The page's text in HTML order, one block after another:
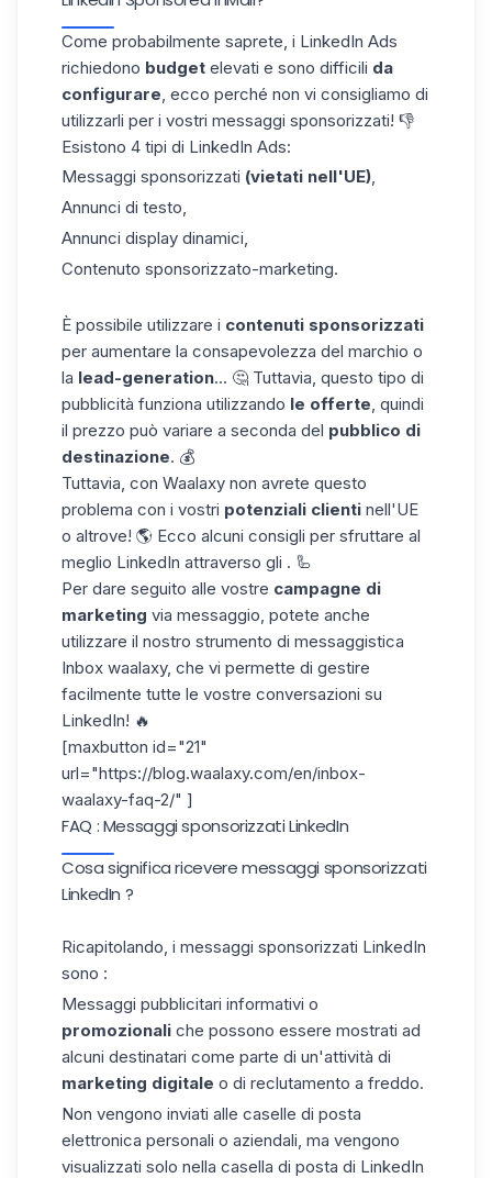
Come probabilmente saprete, i LinkedIn Ads
richiedono budget elevati e sono difficili da
configurare , ecco perché non vi consigliamo di
utilizzarli per i vostri messaggi sponsorizzati! 👎
Esistono 4 tipi di LinkedIn Ads:
Messaggi sponsorizzati (vietati nell'UE),
Annunci di testo,
Annunci display dinamici,
Contenuto sponsorizzato-marketing.
È possibile utilizzare i contenuti sponsorizzati
per aumentare la consapevolezza del marchio o
la lead-generation... 🤔 Tuttavia, questo tipo di
pubblicità funziona utilizzando le offerte, quindi
il prezzo può variare a seconda del pubblico di
destinazione. 💰
Tuttavia, con Waalaxy non avrete questo
problema con i vostri potenziali clienti nell'UE
o altrove! 🌎 Ecco alcuni consigli per sfruttare al
meglio LinkedIn attraverso gli . 🦾
Per dare seguito alle vostre campagne di
marketing via messaggio, potete anche
utilizzare il nostro strumento di messaggistica
Inbox waalaxy, che vi permette di gestire
facilmente tutte le vostre conversazioni su
LinkedIn! 🔥
[maxbutton id="21"
url="https://blog.waalaxy.com/en/inbox-
waalaxy-faq-2/" ]
FAQ : Messaggi sponsorizzati LinkedIn​
Cosa significa ricevere messaggi sponsorizzati
LinkedIn​ ?
Ricapitolando, i messaggi sponsorizzati LinkedIn​
sono :
Messaggi pubblicitari informativi o
promozionali che possono essere mostrati ad
alcuni destinatari come parte di un'attività di
marketing digitale o di reclutamento a freddo.
Non vengono inviati alle caselle di posta
elettronica personali o aziendali, ma vengono
visualizzati solo nella casella di posta di LinkedIn